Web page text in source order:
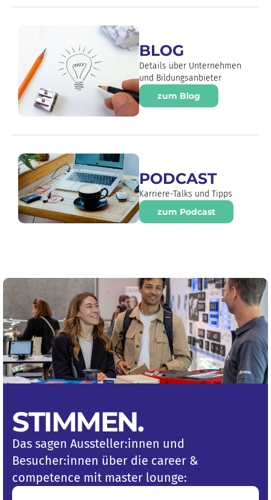
BLOG
Details über Unternehmen
und Bildungsanbieter
zum Blog
PODCAST
Karriere-Talks und Tipps
zum Podcast
STIMMEN.
Das sagen Aussteller:innen und
Besucher:innen über die career &
competence mit master lounge: